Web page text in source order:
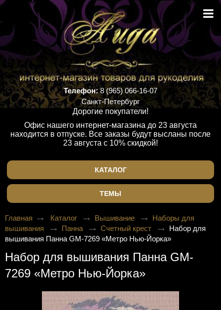
Телефон:8 (965) 066-16-07
Санкт-Петербург
Дорогие покупатели!
Офис нашего интернет-магазина до 23 августа
находится в отпуске. Все заказы будут высланы после
23 августа с 10% скидкой!
КАТАЛОГ
ТЕМЫ
Главная Каталог Вышивание
Наборы для
вышивания
Панна Счетный крест
Набор для
вышивания Панна GM-7269 «Метро Нью-Йорка»
Набор для вышивания Панна GM-
7269 «Метро Нью-Йорка»